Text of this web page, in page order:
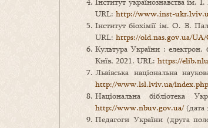
URL: http://www.inst-
Інститут біохімії ім. О. В.
URL: https://old.nas.gov.ua/UA/
Культура України : електрон.
Київ, 2021. URL: https://
Львівська національна
http://www.lsl.lviv.ua/
Національна
http://www.nbuv.gov.ua/(дата
Педагоги України (друга